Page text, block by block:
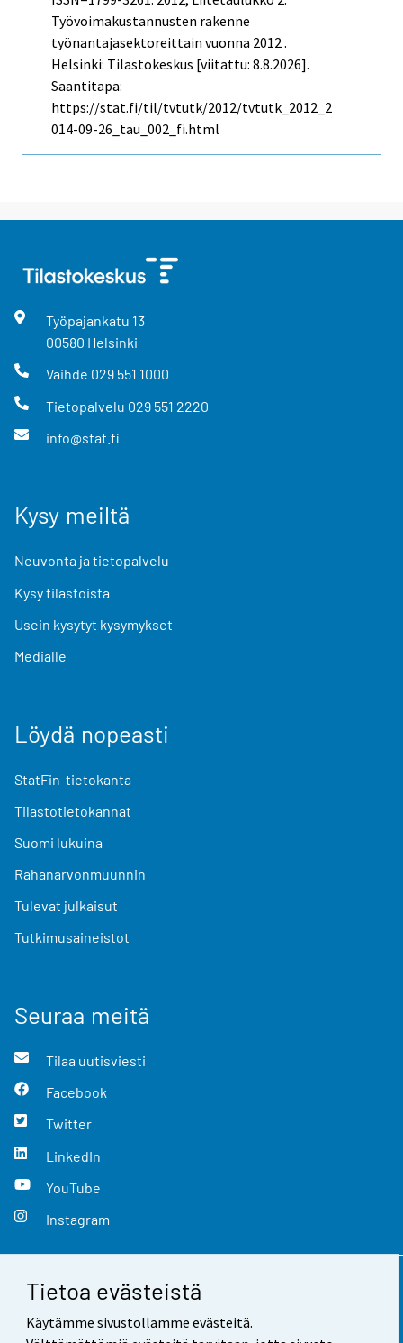
Tietoa evästeistä
Käytämme sivustollamme evästeitä.
Työvoimakustannusten rakenne
työnantajasektoreittain vuonna 2012 .
Helsinki: Tilastokeskus [viitattu: 8.8.2026].
Saantitapa:
https://stat.fi/til/tvtutk/2012/tvtutk_2012_2
014-09-26_tau_002_fi.html
Työpajankatu 13
00580 Helsinki
Vaihde 029 551 1000
Tietopalvelu 029 551 2220
info@stat.fi
Kysy meiltä
Neuvonta ja tietopalvelu
Kysy tilastoista
Usein kysytyt kysymykset
Medialle
Löydä nopeasti
StatFin-tietokanta
Tilastotietokannat
Suomi lukuina
Rahanarvonmuunnin
Tulevat julkaisut
Tutkimusaineistot
Seuraa meitä
Tilaa uutisviesti
Facebook
Twitter
LinkedIn
YouTube
Instagram
Yhteystiedot
Palaute